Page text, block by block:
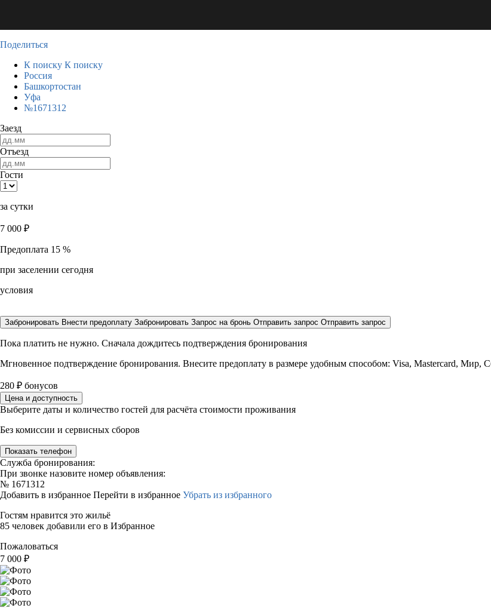
Поделиться
К поиску К поиску
Россия
Башкортостан
Уфа
№1671312
Заезд
Отъезд
Гости
за сутки
7 000 ₽
Предоплата 15 %
при заселении сегодня
условия
Забронировать Внести предоплату Забронировать Запрос на бронь Отправить запрос Отправить запрос
Пока платить не нужно. Сначала дождитесь подтверждения бронирования
Мгновенное подтверждение бронирования. Внесите предоплату в размере удобным способом: Visa, Mastercard, Мир,
280 ₽ бонусов
Цена и доступность
Выберите даты и количество гостей для расчёта стоимости проживания
Без комиссии и сервисных сборов
Показать телефон
Служба бронирования:
При звонке назовите номер объявления:
№ 1671312
Добавить в избранное Перейти в избранное Убрать из избранного
Гостям нравится это жильё
85 человек добавили его в Избранное
Пожаловаться
7 000 ₽